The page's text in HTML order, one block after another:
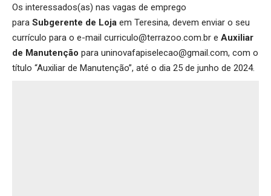
Os interessados(as) nas vagas de emprego
para Subgerente de Loja em Teresina, devem enviar o seu
currículo para o e-mail curriculo@terrazoo.com.br e Auxiliar
de Manutenção para uninovafapiselecao@gmail.com, com o
título “Auxiliar de Manutenção”, até o dia 25 de junho de 2024.